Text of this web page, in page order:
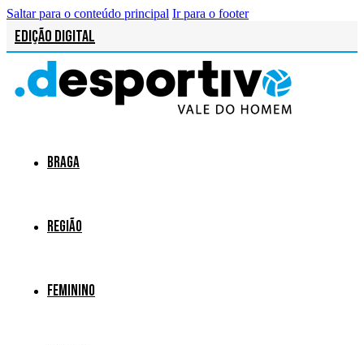
Saltar para o conteúdo principal Ir para o footer
Edição Digital
Braga
Região
Feminino